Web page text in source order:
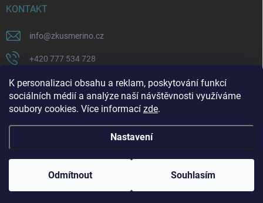
K personalizaci obsahu a reklam, poskytování funkcí
sociálních médií a analýze naší návštěvnosti využíváme
soubory cookies. Více informací zde.
Nastavení
Odmítnout Souhlasím
KONTAKT
info@zkusmerino.cz
+420 777 534 728
https://www.facebook.com/zkusmerino/
zkusmerino.cz
Vytvořil Shoptet
Copyright 2026ZKUSMERINO. Všechna práva vyhrazena.Upravit nastavení